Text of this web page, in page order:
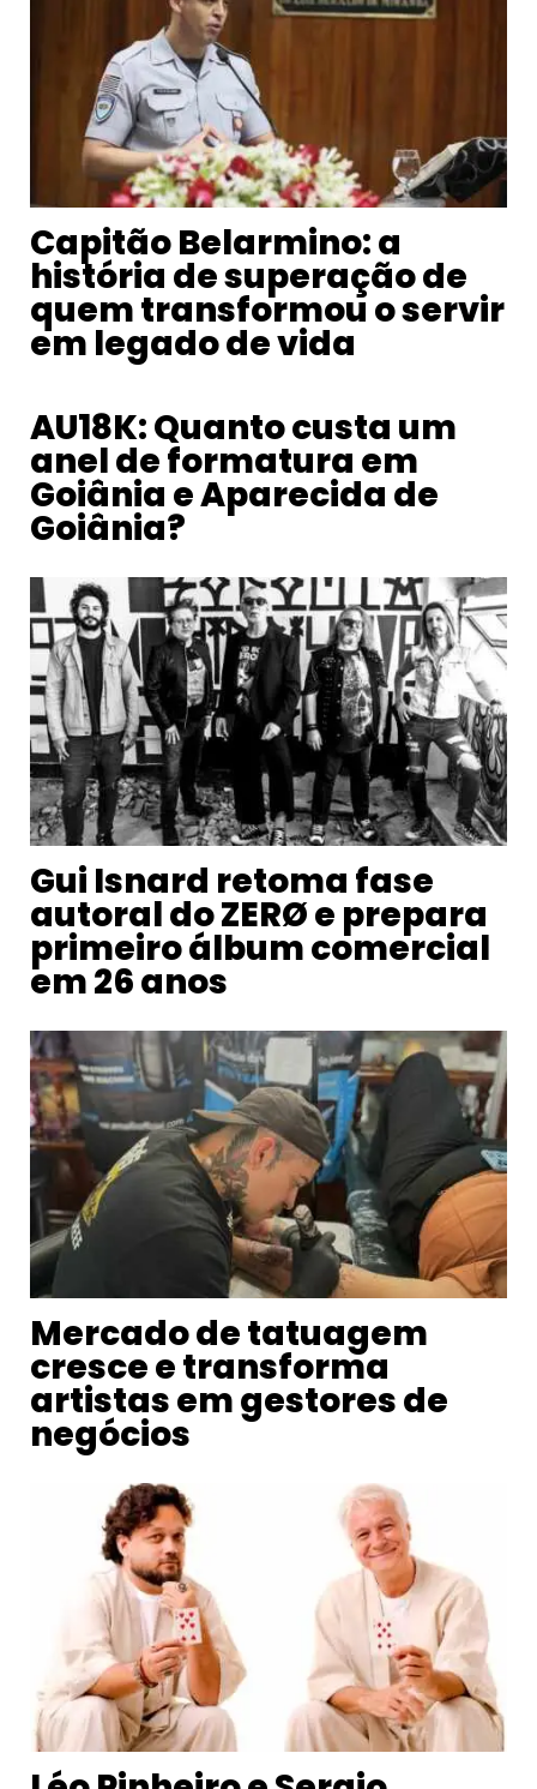
Capitão Belarmino: a
história de superação de
quem transformou o servir
em legado de vida
AU18K: Quanto custa um
anel de formatura em
Goiânia e Aparecida de
Goiânia?
Gui Isnard retoma fase
autoral do ZERØ e prepara
primeiro álbum comercial
em 26 anos
Mercado de tatuagem
cresce e transforma
artistas em gestores de
negócios